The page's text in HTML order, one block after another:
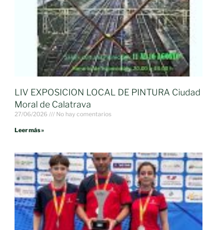
LIV EXPOSICION LOCAL DE PINTURA Ciudad
Moral de Calatrava
27/06/2026 No hay comentarios
Leer más »